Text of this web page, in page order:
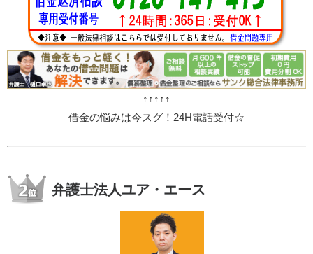
↑↑↑↑↑
借金の悩みは今スグ！24H電話受付☆
弁護士法人ユア・エース